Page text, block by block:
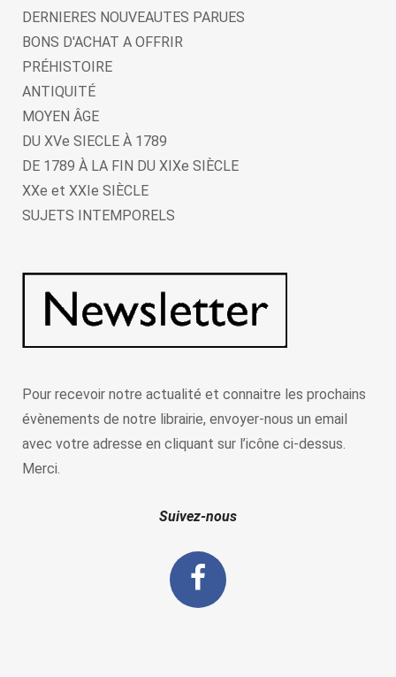
DERNIERES NOUVEAUTES PARUES
BONS D'ACHAT A OFFRIR
PRÉHISTOIRE
ANTIQUITÉ
MOYEN ÂGE
DU XVe SIECLE À 1789
DE 1789 À LA FIN DU XIXe SIÈCLE
XXe et XXIe SIÈCLE
SUJETS INTEMPORELS
Pour recevoir notre actualité et connaitre les prochains
évènements de notre librairie, envoyer-nous un email
avec votre adresse en cliquant sur l’icône ci-dessus.
Merci.
Suivez-nous